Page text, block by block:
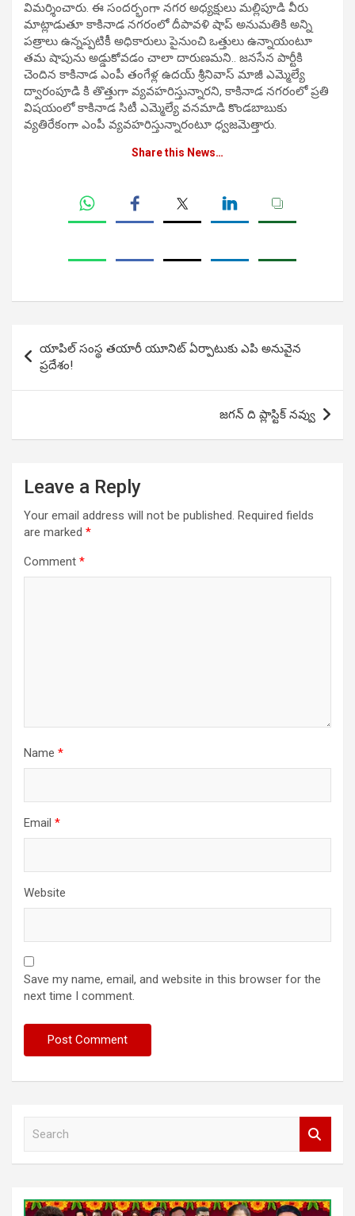
విమర్శించారు. ఈ సందర్భంగా నగర అధ్యక్షులు మల్లిపూడి వీరు
మాట్లాడుతూ కాకినాడ నగరంలో దీపావళి షాప్ అనుమతికి అన్ని
పత్రాలు ఉన్నప్పటికీ అధికారులు పైనుంచి ఒత్తులు ఉన్నాయంటూ
తమ షాపును అడ్డుకోవడం చాలా దారుణమని.. జనసేన పార్టీకి
చెందిన కాకినాడ ఎంపీ తంగేళ్ల ఉదయ్ శ్రీనివాస్ మాజీ ఎమ్మెల్యే
ద్వారంపూడి కి తొత్తుగా వ్యవహరిస్తున్నారని, కాకినాడ నగరంలో ప్రతి
విషయంలో కాకినాడ సిటీ ఎమ్మెల్యే వనమాడి కొండబాబుకు
వ్యతిరేకంగా ఎంపీ వ్యవహరిస్తున్నారంటూ ధ్వజమెత్తారు.
Share this News…
navigation
యాపిల్ సంస్థ తయారీ యూనిట్ ఏర్పాటుకు ఎపి అనువైన
ప్రదేశం!
జగన్ ది ప్లాస్టిక్ నవ్వు
Leave a Reply
Your email address will not be published. Required fields
are marked *
Comment *
Name *
Email *
Website
Save my name, email, and website in this browser for the
next time I comment.
h